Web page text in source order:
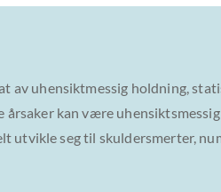
uhensiktmessig holdning,
kan være
utvikle seg til skuldersmerter,